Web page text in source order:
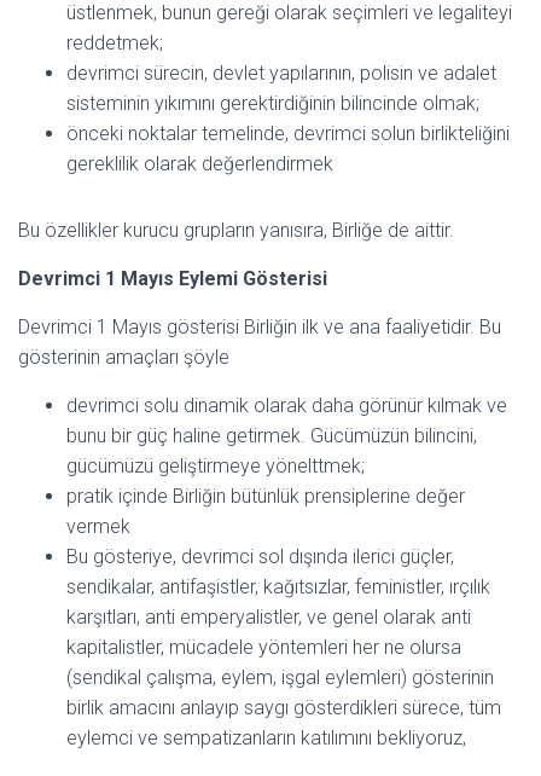
üstlenmek, bunun gereği olarak seçimleri ve legaliteyi
reddetmek;
devrimci sürecin, devlet yapılarının, polisin ve adalet
sisteminin yıkımını gerektirdiğinin bilincinde olmak;
önceki noktalar temelinde, devrimci solun birlikteliğini
gereklilik olarak değerlendirmek
Bu özellikler kurucu grupların yanısıra, Birliğe de aittir.
Devrimci 1 Mayıs Eylemi Gösterisi
Devrimci 1 Mayıs gösterisi Birliğin ilk ve ana faaliyetidir. Bu
gösterinin amaçları şöyle
devrimci solu dinamik olarak daha görünür kılmak ve
bunu bir güç haline getirmek. Gücümüzün bilincini,
gücümüzü geliştirmeye yönelttmek;
pratik içinde Birliğin bütünlük prensiplerine değer
vermek
Bu gösteriye, devrimci sol dışında ilerici güçler,
sendikalar, antifaşistler, kağıtsızlar, feministler, ırçılık
karşıtları, anti emperyalistler, ve genel olarak anti
kapitalistler, mücadele yöntemleri her ne olursa
(sendikal çalışma, eylem, işgal eylemleri) gösterinin
birlik amacını anlayıp saygı gösterdikleri sürece, tüm
eylemci ve sempatizanların katılımını bekliyoruz,